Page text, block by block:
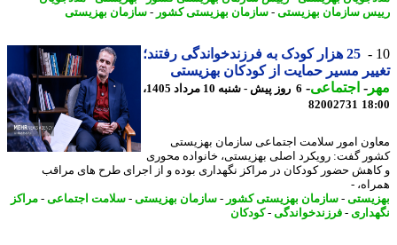
سازمان بهزیستی-سازمان بهزیستی کشور-سازمان بهزیستی
25 هزار کودک به فرزندخواندگی رفتند؛
مسیر حمایت از کودکان بهزیستی
-اجتماعی-
6 روز پیش - شنبه 10 مرداد 1405،
82002731
امور سلامت اجتماعی سازمان بهزیستی
گفت: رویکرد اصلی بهزیستی، خانواده محوری
حضور کودکان در مراکز نگهداری بوده و از اجرای طرح های مراقب
-
-سازمان بهزیستی کشور-سازمان بهزیستی-سلامت اجتماعی-مراکز
- فرزندخواندگی-کودکان